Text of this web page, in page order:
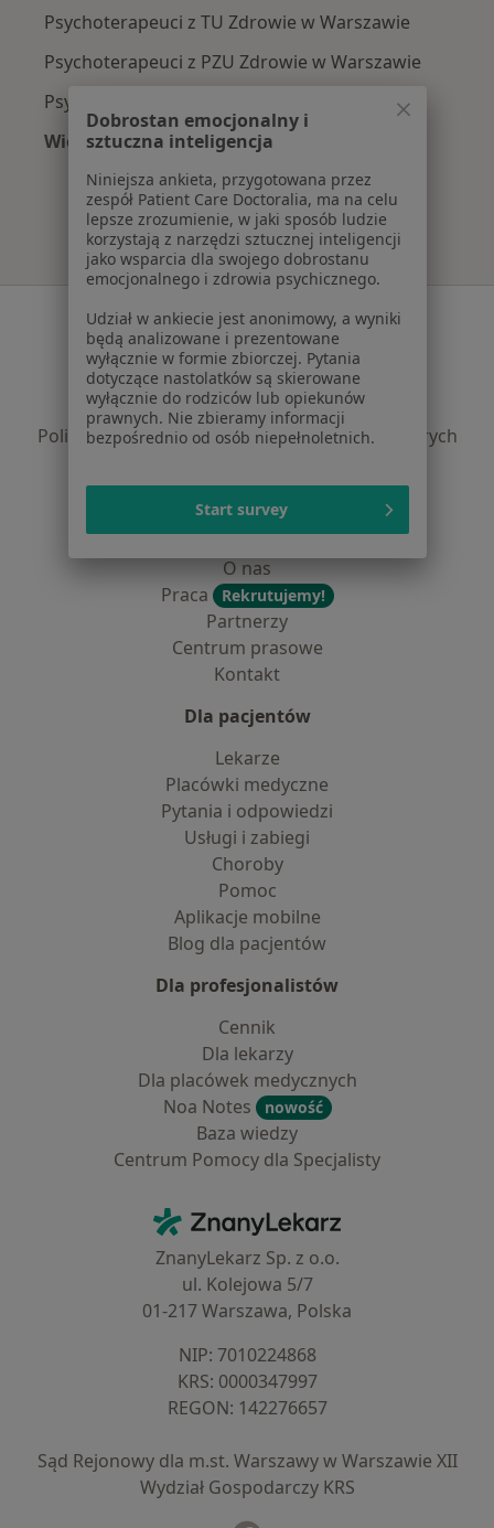
Psychoterapeuci z TU Zdrowie w Warszawie
Psychoterapeuci z PZU Zdrowie w Warszawie
Psychoterapeuci z NFZ w Warszawie
Więcej (1)
Serwis
Regulamin
Polityka prywatności pacjentów
Polityka prywatności profesjonalistów
Polityka prywatności dla profesjonalistów, których
Polityka cookies
Jak działają wyniki wyszukiwania
Dostępność
O nas
Praca
Rekrutujemy!
Partnerzy
Centrum prasowe
Kontakt
Dla pacjentów
Lekarze
Placówki medyczne
Pytania i odpowiedzi
Usługi i zabiegi
Choroby
Pomoc
Aplikacje mobilne
Blog dla pacjentów
Dla profesjonalistów
Cennik
Dla lekarzy
Dla placówek medycznych
Noa Notes
nowość
Baza wiedzy
Centrum Pomocy dla Specjalisty
ZnanyLekarz - Strona główna
ZnanyLekarz Sp. z o.o.
ul. Kolejowa 5/7
01-217 Warszawa, Polska
NIP: ⁠7010224868
KRS: ⁠0000347997
REGON: ⁠142276657
Sąd Rejonowy dla m.st. Warszawy w Warszawie XII
Wydział Gospodarczy KRS
Dobrostan emocjonalny i
sztuczna inteligencja
Niniejsza ankieta, przygotowana przez
zespół Patient Care Doctoralia, ma na celu
lepsze zrozumienie, w jaki sposób ludzie
korzystają z narzędzi sztucznej inteligencji
jako wsparcia dla swojego dobrostanu
emocjonalnego i zdrowia psychicznego.
Udział w ankiecie jest anonimowy, a wyniki
będą analizowane i prezentowane
wyłącznie w formie zbiorczej. Pytania
dotyczące nastolatków są skierowane
wyłącznie do rodziców lub opiekunów
prawnych. Nie zbieramy informacji
bezpośrednio od osób niepełnoletnich.
Start survey